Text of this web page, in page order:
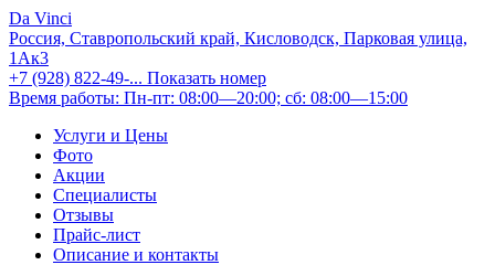
Da Vinci
Россия, Ставропольский край, Кисловодск, Парковая улица,
1Ак3
+7 (928) 822-49-... Показать номер
Время работы: Пн-пт: 08:00—20:00; сб: 08:00—15:00
Услуги и Цены
Фото
Акции
Специалисты
Отзывы
Прайс-лист
Описание и контакты